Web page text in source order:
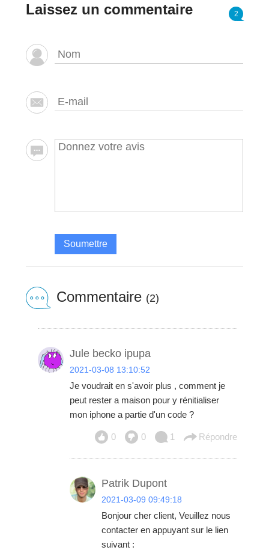
Laissez un commentaire 2
Soumettre
Commentaire (2)
Jule becko ipupa
2021-03-08 13:10:52
Je voudrait en s'avoir plus , comment je
peut rester a maison pour y rénitialiser
mon iphone a partie d'un code ?
0 0 1 Répondre
Patrik Dupont
2021-03-09 09:49:18
Bonjour cher client, Veuillez nous
contacter en appuyant sur le lien
suivant :